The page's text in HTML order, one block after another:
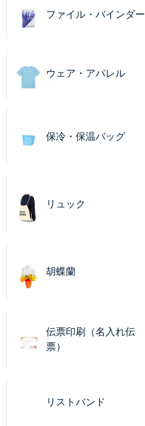
ファイル・バインダー
ウェア・アパレル
保冷・保温バッグ
リュック
胡蝶蘭
伝票印刷（名入れ伝
票）
リストバンド